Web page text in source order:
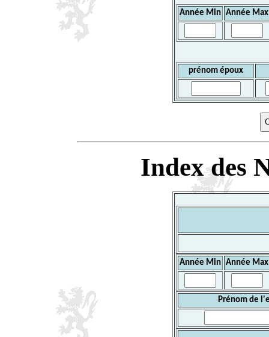
Année Min Année Max
prénom époux
Index des
Année Min Année Max
Prénom de